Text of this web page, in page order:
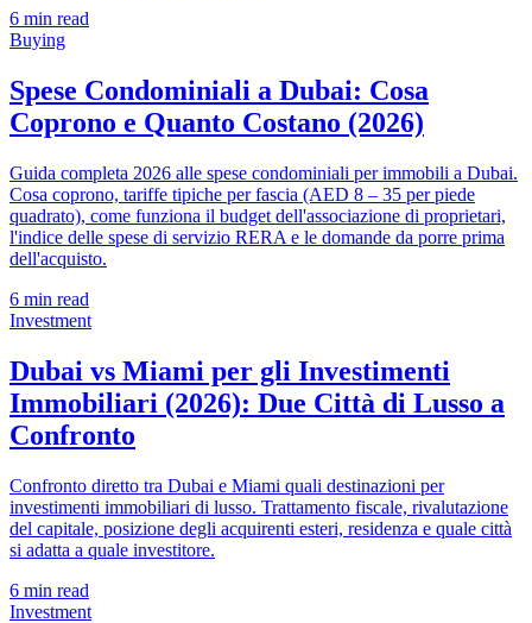
6 min read
Buying
Spese Condominiali a Dubai: Cosa
Coprono e Quanto Costano (2026)
Guida completa 2026 alle spese condominiali per immobili a Dubai.
Cosa coprono, tariffe tipiche per fascia (AED 8 – 35 per piede
quadrato), come funziona il budget dell'associazione di proprietari,
l'indice delle spese di servizio RERA e le domande da porre prima
dell'acquisto.
6 min read
Investment
Dubai vs Miami per gli Investimenti
Immobiliari (2026): Due Città di Lusso a
Confronto
Confronto diretto tra Dubai e Miami quali destinazioni per
investimenti immobiliari di lusso. Trattamento fiscale, rivalutazione
del capitale, posizione degli acquirenti esteri, residenza e quale città
si adatta a quale investitore.
6 min read
Investment